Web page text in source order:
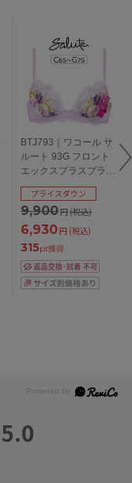
BTJ793｜ワコール サ
ルート 93G フロント
エックスプラスブラ
ブラジャー単品
CDEFGカップ アンダ
ー65/70/75cm
9,900円(税込)
プライスダウン
6,930円 (税込)
315pt獲得
5.0